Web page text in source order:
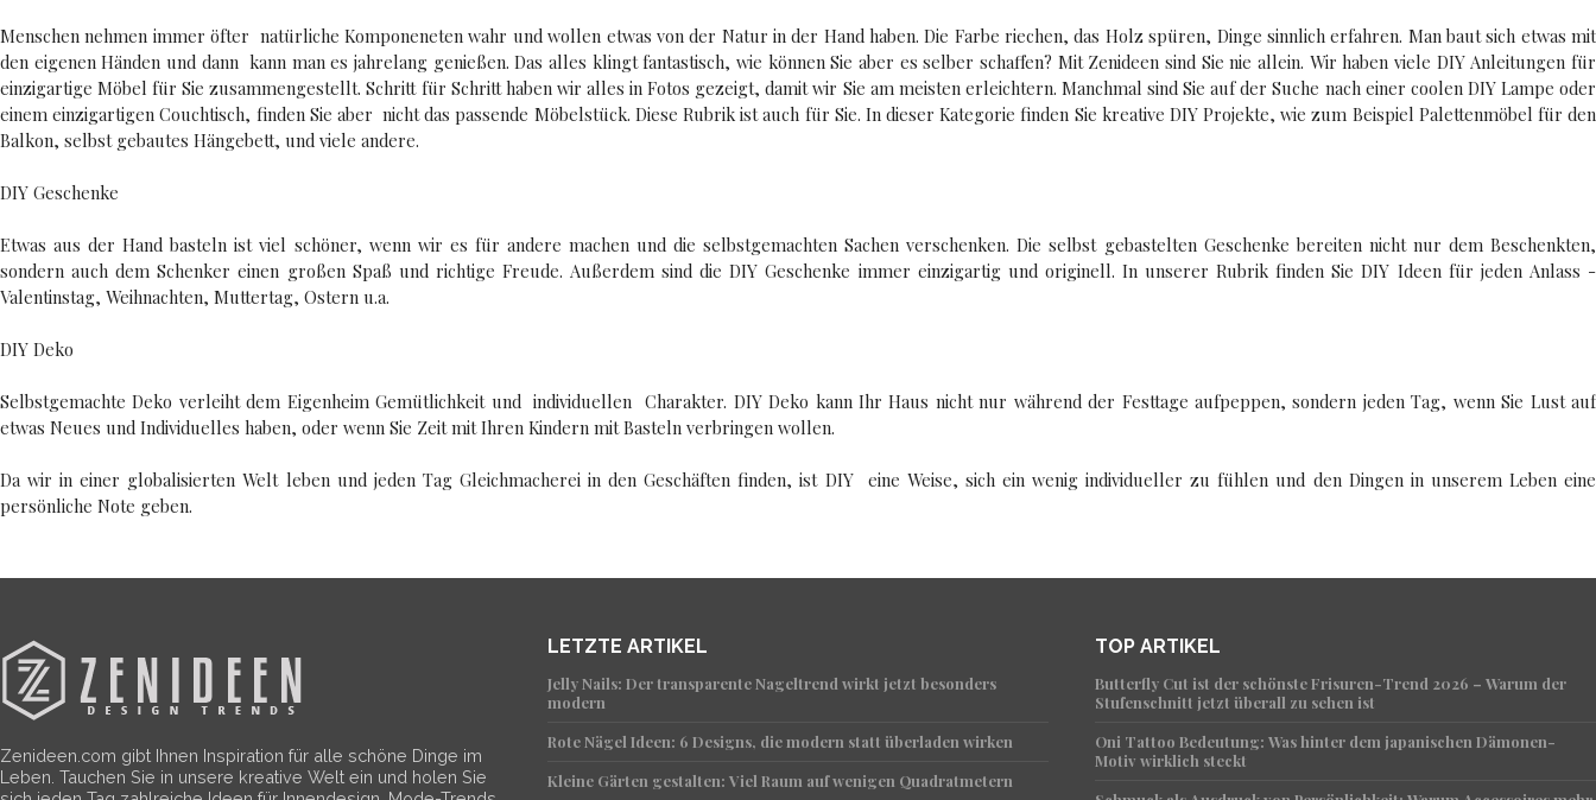
Menschen nehmen immer öfter natürliche Komponeneten wahr und wollen etwas von der Natur in der Hand haben. Die Farbe riechen, das Holz spüren, Dinge sinnlich erfahren. Man baut sich etwas mit
den eigenen Händen und dann kann man es jahrelang genießen. Das alles klingt fantastisch, wie können Sie aber es selber schaffen? Mit Zenideen sind Sie nie allein. Wir haben viele DIY Anleitungen für
einzigartige Möbel für Sie zusammengestellt. Schritt für Schritt haben wir alles in Fotos gezeigt, damit wir Sie am meisten erleichtern. Manchmal sind Sie auf der Suche nach einer coolen DIY Lampe oder
einem einzigartigen Couchtisch, finden Sie aber nicht das passende Möbelstück. Diese Rubrik ist auch für Sie. In dieser Kategorie finden Sie kreative DIY Projekte, wie zum Beispiel Palettenmöbel für den
Balkon, selbst gebautes Hängebett, und viele andere.
DIY Geschenke
Etwas aus der Hand basteln ist viel schöner, wenn wir es für andere machen und die selbstgemachten Sachen verschenken. Die selbst gebastelten Geschenke bereiten nicht nur dem Beschenkten,
sondern auch dem Schenker einen großen Spaß und richtige Freude. Außerdem sind die DIY Geschenke immer einzigartig und originell. In unserer Rubrik finden Sie DIY Ideen für jeden Anlass -
Valentinstag, Weihnachten, Muttertag, Ostern u.a.
DIY Deko
Selbstgemachte Deko verleiht dem Eigenheim Gemütlichkeit und individuellen Charakter. DIY Deko kann Ihr Haus nicht nur während der Festtage aufpeppen, sondern jeden Tag, wenn Sie Lust auf
etwas Neues und Individuelles haben, oder wenn Sie Zeit mit Ihren Kindern mit Basteln verbringen wollen.
Da wir in einer globalisierten Welt leben und jeden Tag Gleichmacherei in den Geschäften finden, ist DIY eine Weise, sich ein wenig individueller zu fühlen und den Dingen in unserem Leben eine
persönliche Note geben.
Zenideen.com gibt Ihnen Inspiration für alle schöne Dinge im
Leben. Tauchen Sie in unsere kreative Welt ein und holen Sie
LETZTE ARTIKEL
Jelly Nails: Der transparente Nageltrend wirkt jetzt besonders
modern
Rote Nägel Ideen: 6 Designs, die modern statt überladen wirken
Kleine Gärten gestalten: Viel Raum auf wenigen Quadratmetern
TOP ARTIKEL
Butterfly Cut ist der schönste Frisuren-Trend 2026 – Warum der
Stufenschnitt jetzt überall zu sehen ist
Oni Tattoo Bedeutung: Was hinter dem japanischen Dämonen-
Motiv wirklich steckt